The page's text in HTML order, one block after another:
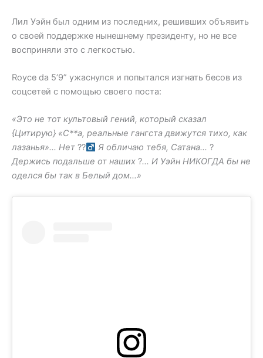
Лил Уэйн был одним из последних, решивших объявить
о своей поддержке нынешнему президенту, но не все
восприняли это с легкостью.
Royce da 5’9” ужаснулся и попытался изгнать бесов из
соцсетей с помощью своего поста:
«Это не тот культовый гений, который сказал
{Цитирую} «С**а, реальные гангста движутся тихо, как
лазанья»… Нет ??‍ Я обличаю тебя, Сатана… ?
Держись подальше от наших ?… И Уэйн НИКОГДА бы не
оделся бы так в Белый дом…»